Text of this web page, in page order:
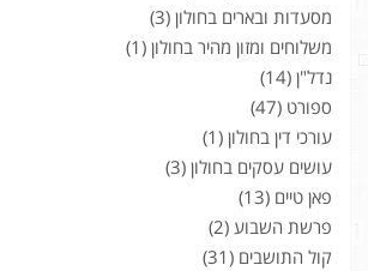
מסעדות ובארים בחולון (3)
משלוחים ומזון מהיר בחולון (1)
נדל"ן (14)
ספורט (47)
עורכי דין בחולון (1)
עושים עסקים בחולון (3)
פאן טיים (13)
פרשת השבוע (2)
קול התושבים (31)